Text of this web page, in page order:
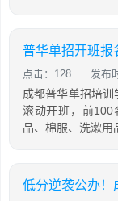
点击：128 发布
成都普华单招培
滚动开班，前100
品、棉服、洗漱用